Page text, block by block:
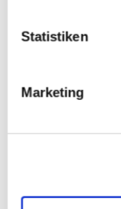
Statistiken
Marketing